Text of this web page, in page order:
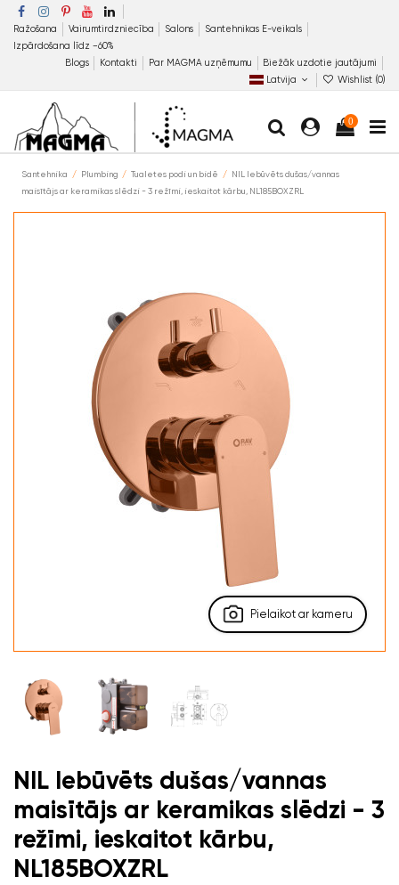
Ražošana Vairumtirdzniecība Salons
Santehnikas E-veikals
Izpārdošana līdz −60%
Blogs
Kontakti Par MAGMA uzņēmumu
Biežāk uzdotie jautājumi
Latvija
Wishlist (0)
0
Santehnika Plumbing Tualetes podi un bidē
NIL Iebūvēts dušas/vannas
maisītājs ar keramikas slēdzi - 3 režīmi, ieskaitot kārbu, NL185BOXZRL
Pielaikot ar kameru
NIL Iebūvēts dušas/vannas
maisītājs ar keramikas slēdzi - 3
režīmi, ieskaitot kārbu,
NL185BOXZRL